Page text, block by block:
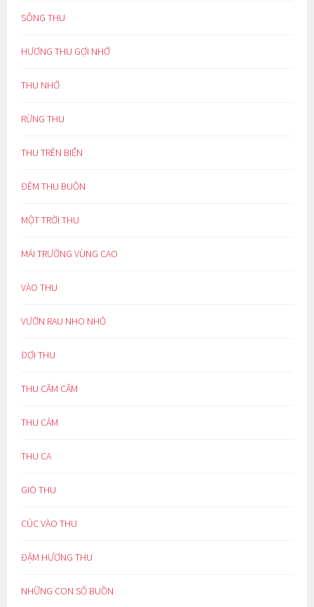
SÔNG THU
HƯƠNG THU GỢI NHỚ
THU NHỚ
RỪNG THU
THU TRÊN BIỂN
ĐÊM THU BUỒN
MỘT TRỜI THU
MÁI TRƯỜNG VÙNG CAO
VÀO THU
VƯỜN RAU NHO NHỎ
ĐỢI THU
THU CĂM CĂM
THU CẢM
THU CA
GIÓ THU
CÚC VÀO THU
ĐẬM HƯƠNG THU
NHỮNG CON SỐ BUỒN